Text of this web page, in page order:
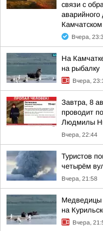
связи с
Камчатском
Вчера,
На
на рыбалку
Вчера,
Завтра, 8
проводит
Людмилы
Вчера, 22:44
Туристов
четырём
Вчера, 21:58
Медведицы
на
Вчера,